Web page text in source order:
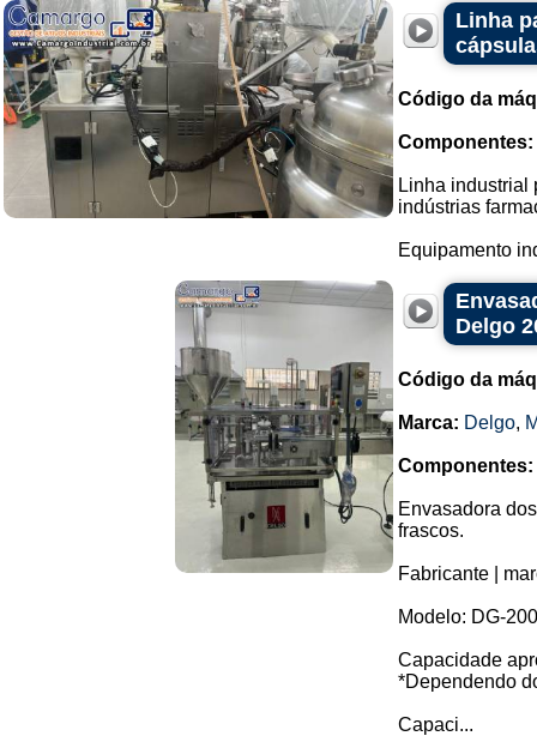
Linha
Código da
Componentes:
Linha industrial
indústrias
Equipamento
Delgo
Código da
Marca: Delgo,
Componentes:
Envasadora
frascos.
Fabricante |
Modelo: DG-
Capacidade
*Dependendo
Capaci...